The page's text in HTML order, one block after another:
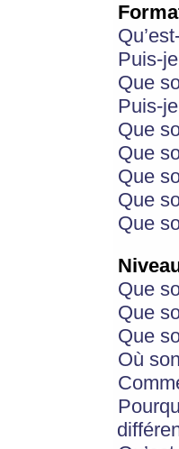
Puis-
Que
Puis-
Que
Que
Que
Que
Que
Que
Que
Que
Où